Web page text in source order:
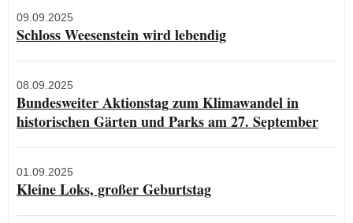
09.09.2025
Schloss Weesenstein wird lebendig
08.09.2025
Bundesweiter Aktionstag zum Klimawandel in
historischen Gärten und Parks am 27. September
01.09.2025
Kleine Loks, großer Geburtstag